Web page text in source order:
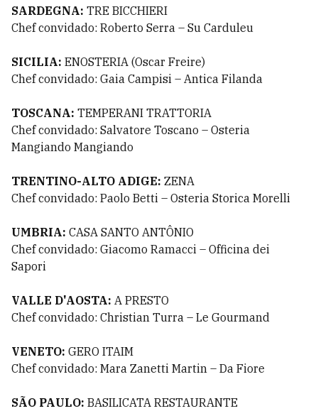
SARDEGNA: TRE BICCHIERI
Chef convidado: Roberto Serra – Su Carduleu
SICILIA: ENOSTERIA (Oscar Freire)
Chef convidado: Gaia Campisi – Antica Filanda
TOSCANA: TEMPERANI TRATTORIA
Chef convidado: Salvatore Toscano – Osteria
Mangiando Mangiando
TRENTINO-ALTO ADIGE: ZENA
Chef convidado: Paolo Betti – Osteria Storica Morelli
UMBRIA: CASA SANTO ANTÔNIO
Chef convidado: Giacomo Ramacci – Officina dei
Sapori
VALLE D'AOSTA: A PRESTO
Chef convidado: Christian Turra – Le Gourmand
VENETO: GERO ITAIM
Chef convidado: Mara Zanetti Martin – Da Fiore
SÃO PAULO: BASILICATA RESTAURANTE